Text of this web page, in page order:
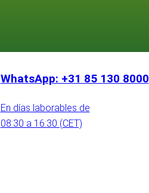
WhatsApp: +31 85 130 8000
En días laborables de
08:30 a 16:30 (CET)